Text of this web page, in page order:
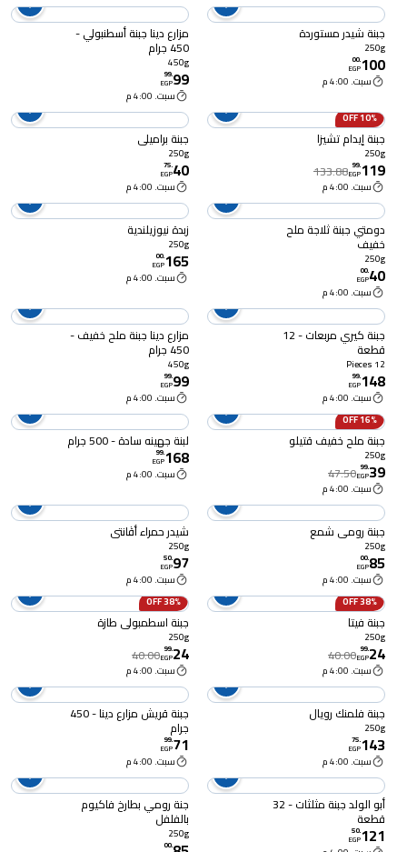
جبنة شيدر مستوردة
250g
100
.
00
EGP
سبت. 4:00 م
مزارع دينا جبنة أسطنبولي -
450 جرام
450g
99
.
99
EGP
سبت. 4:00 م
10% OFF
جبنة إيدام تشيزا
250g
119
.
99
EGP
133.88
سبت. 4:00 م
جبنة براميلي
250g
40
.
75
EGP
سبت. 4:00 م
دومتي جبنة ثلاجة ملح
خفيف
250g
40
.
00
EGP
سبت. 4:00 م
زبدة نيوزيلندية
250g
165
.
00
EGP
سبت. 4:00 م
جبنة كيري مربعات - 12
قطعة
12 Pieces
148
.
99
EGP
سبت. 4:00 م
مزارع دينا جبنة ملح خفيف -
450 جرام
450g
99
.
99
EGP
سبت. 4:00 م
16% OFF
جبنة ملح خفيف قتيلو
250g
39
.
99
EGP
47.50
سبت. 4:00 م
لبنة جهينه سادة - 500 جرام
168
.
99
EGP
سبت. 4:00 م
جبنة رومي شمع
250g
85
.
00
EGP
سبت. 4:00 م
شيدر حمراء أڤانتي
250g
97
.
50
EGP
سبت. 4:00 م
38% OFF
جبنة فيتا
250g
24
.
99
EGP
40.00
سبت. 4:00 م
38% OFF
جبنة اسطمبولي طازة
250g
24
.
99
EGP
40.00
سبت. 4:00 م
جبنة فلمنك رويال
250g
143
.
75
EGP
سبت. 4:00 م
جبنة قريش مزارع دينا - 450
جرام
71
.
99
EGP
سبت. 4:00 م
أبو الولد جبنة مثلثات - 32
قطعة
121
.
50
EGP
جنة رومي بطارخ فاكيوم
بالفلفل
250g
.
00